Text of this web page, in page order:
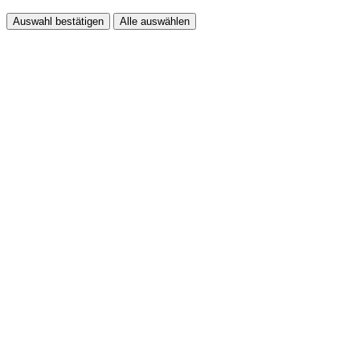
Auswahl bestätigen Alle auswählen